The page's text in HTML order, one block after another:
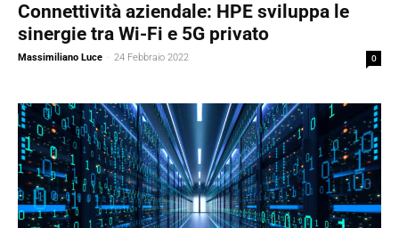
Connettività aziendale: HPE sviluppa le
sinergie tra Wi-Fi e 5G privato
Massimiliano Luce - 24 Febbraio 2022 0